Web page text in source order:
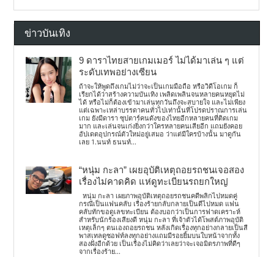
ข่าวบันเทิง
9 ดาราไทยสายเกมเมอร์ ไม่ได้มาเล่น ๆ แต่
ระดับเทพอย่างเซียน
ถ้าจะให้พูดถึงเกมไม่ว่าจะเป็นเกมมือถือ หรือวิดีโอเกม ก็
เรียกได้ว่าสร้างความบันเทิง เพลิดเพลินจนหลายคนหยุดไม่
ได้ หรือไม่ก็ต้องเข้ามาเล่นทุกวันถึงจะสบายใจ และไม่เพียง
แต่เฉพาะเหล่าบรรดาคนทั่วไปเท่านั้นที่โปรดปราณการเล่น
เกม ยังมีดารา ซุปตาร์คนดังของไทยอีกหลายคนที่ติดเกม
มาก และเล่นจนเก่งยิ่งกว่าใครหลายคนเสียอีก แถมยังคอย
อัปเดตอุปกรณ์ตัวใหม่อยู่เสมอ ว่าแต่มีใครบ้างนั้น มาดูกัน
เลย 1.นนท์ ธนนท์...
“หนุ่ม กะลา” เผยอุบัติเหตุถอยรถชนเจอสอง
เรื่องไม่คาดคิด แห่ดูทะเบียนรถยกใหญ่
หนุ่ม กะลา เผยภาพอุบัติเหตุถอยรถชนคดีพลิกไปหมดคู่
กรณีเป็นแฟนคลับ เรื่องร้ายกลับกลายเป็นดีไปหมด แฟน
คลับทักขอดูเลขทะเบียน ต้องบอกว่าเป็นการฟาดเคราะห์
สำหรับนักร้องเสียงดี หนุ่ม กะลา ที่เจ้าตัวได้โพสต์ภาพอุบัติ
เหตุเล็กๆ ตนเองถอยรถชน หลังเกิดเรื่องทุกอย่างกลายเป็นสี
พาสเทลดูซอฟท์ลงทุกอย่างแถมมีรอยยิ้มบนใบหน้าจากทั้ง
สองฝั่งอีกด้วย เป็นเรื่องไม่คิดว่าเลยว่าจะเจอมิตรภาพที่ดีๆ
จากเรื่องร้าย...